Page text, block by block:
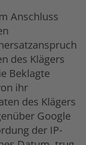
Anschluss
des Klägers
Beklagte
ihr
des Klägers
Google
der IP-